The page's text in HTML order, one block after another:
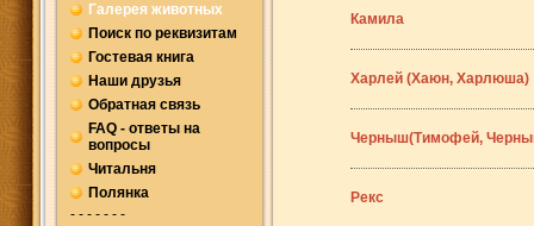
Галерея животных
Поиск по реквизитам
Гостевая книга
Наши друзья
Обратная связь
FAQ - ответы на
вопросы
Читальня
Полянка
- - - - - - -
Камила
Харлей (Хаюн, Харлюша)
Черныш(Тимофей,
Рекс